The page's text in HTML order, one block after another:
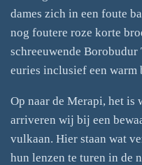
dames zich in een foute
nog foutere roze korte
schreeuwende Borobudur
euries inclusief een warm
Op naar de Merapi, het is
arriveren wij bij een
vulkaan. Hier staan wat
hun lenzen te turen in de